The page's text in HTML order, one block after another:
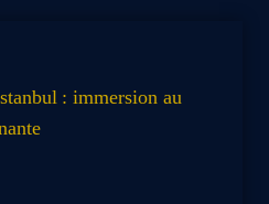
: immersion au